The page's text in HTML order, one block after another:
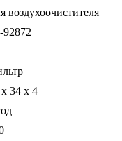
воздухоочистителя
92872
34 x 4